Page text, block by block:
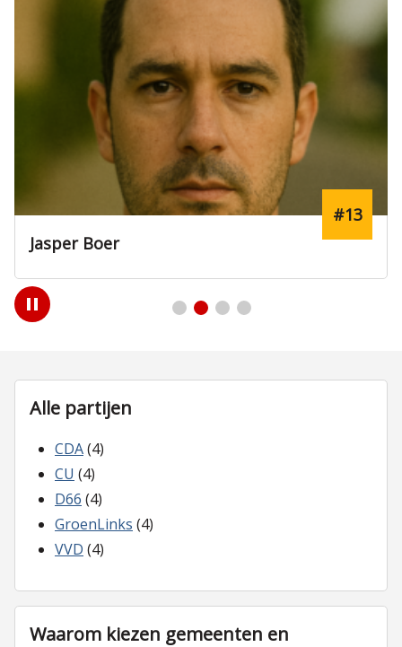
Emma Vos
#2
Play
/
Alle partijen
CDA(4)
CU (4)
D66 (4)
GroenLinks (4)
VVD (4)
Waarom kiezen gemeenten en